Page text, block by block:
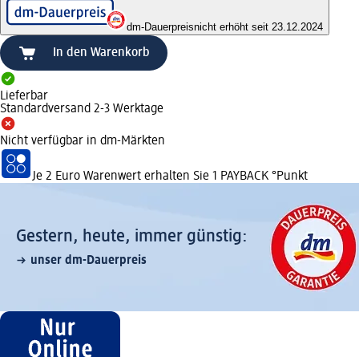
dm-Dauerpreisnicht erhöht seit 23.12.2024
In den Warenkorb
Lieferbar
Standardversand 2-3 Werktage
Nicht verfügbar in dm-Märkten
Je 2 Euro Warenwert erhalten Sie 1 PAYBACK °Punkt
Gestern, heute, immer günstig:
unser dm-Dauerpreis